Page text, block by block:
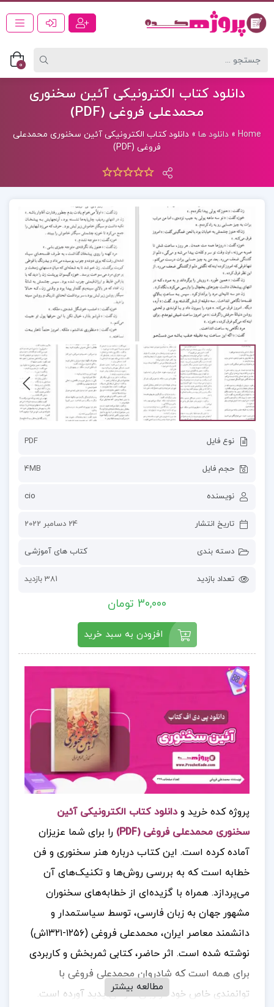
0
دانلود کتاب الکترونیکی آئین سخنوری
محمدعلی فروغی (PDF)
Home
» دانلود ها » دانلود کتاب الکترونیکی آئین سخنوری محمدعلی
فروغی (PDF)
نوع فایل PDF
حجم فایل 4MB
نویسنده cio
تاریخ انتشار 24 دسامبر 2022
دسته بندی کتاب های آموزشی
تعداد بازدید 381 بازدید
30,000 تومان
افزودن به سبد خرید
پروژه کده خرید و دانلود کتاب الکترونیکی آئین
سخنوری محمدعلی فروغی (PDF)
را برای شما عزیزان
آماده کرده است. این کتاب درباره هنر سخنوری و فن
خطابه است که به بررسی روش‌ها و تکنیک‌های آن
می‌پردازد. همراه با گزیده‌ای از خطابه‌های سخنوران
مشهور جهان به زبان فارسی، توسط سیاستمدار و
دانشمند معاصر ایران، محمدعلی فروغی (۱۲۵۶-۱۳۲۱ش)
نوشته شده است. اثر حاضر، کتابی ثمربخش و کاربردی
برای همه است که شادروان محمدعلی فروغی با
توانمندی خاص خود در زبان فارسی پدید آورده است.
مطالعه بیشتر